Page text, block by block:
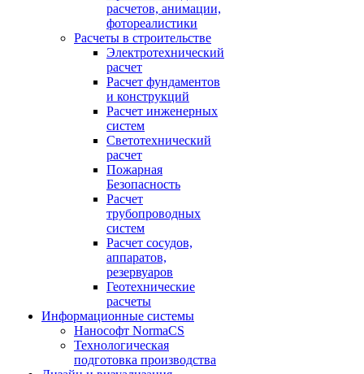
расчетов, анимации,
фотореалистики
Расчеты в строительстве
Электротехнический
расчет
Расчет фундаментов
и конструкций
Расчет инженерных
систем
Светотехнический
расчет
Пожарная
Безопасность
Расчет
трубопроводных
систем
Расчет сосудов,
аппаратов,
резервуаров
Геотехнические
расчеты
Информационные системы
Нанософт NormaCS
Технологическая
подготовка производства